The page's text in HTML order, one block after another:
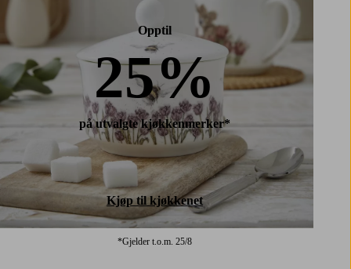
Opptil
25%
på utvalgte kjøkkenmerker*
Kjøp til kjøkkenet
*Gjelder t.o.m. 25/8